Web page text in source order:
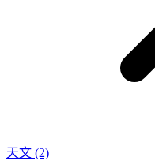
天文 (2)